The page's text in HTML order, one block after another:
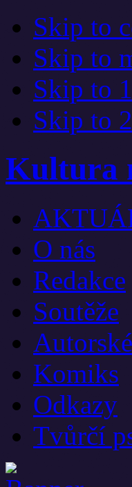
Skip to
Skip to
Skip to
Skip to
Kultura
O nás
Redakce
Soutěže
Komiks
Odkazy
Tvůrčí